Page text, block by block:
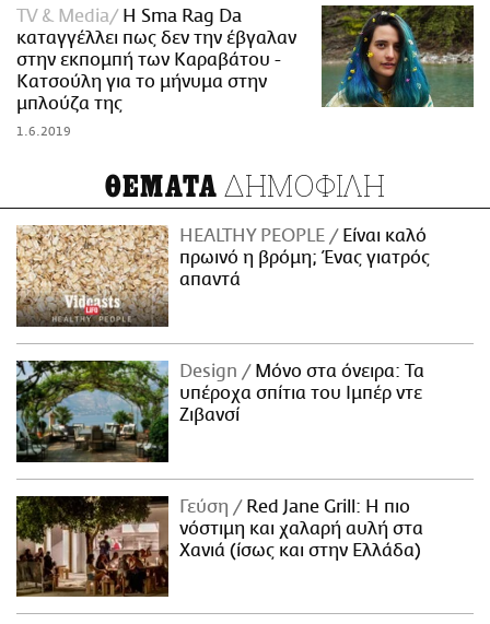
TV & Media
Η Sma Rag Da
καταγγέλλει πως δεν την έβγαλαν
στην εκπομπή των Καραβάτου -
Κατσούλη για το μήνυμα στην
μπλούζα της
1.6.2019
ΘΕΜΑΤΑ ΔΗΜΟΦΙΛΗ
HEALTHY PEOPLE
Είναι καλό
πρωινό η βρόμη; Ένας γιατρός
απαντά
Design
Μόνο στα όνειρα: Τα
υπέροχα σπίτια του Ιμπέρ ντε
Ζιβανσί
Γεύση
Red Jane Grill: Η πιο
νόστιμη και χαλαρή αυλή στα
Χανιά (ίσως και στην Ελλάδα)